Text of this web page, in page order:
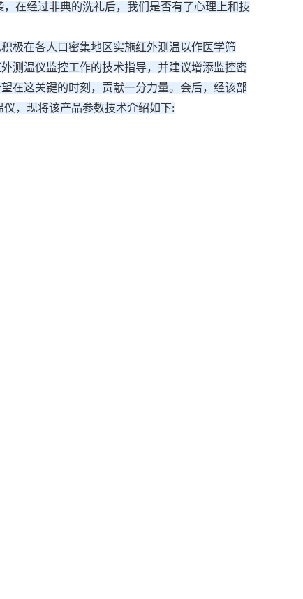
在经过非典的洗礼后，我们是否有了心理上和技
极在各人口密集地区实施红外测温以作医学筛
测温仪监控工作的技术指导，并建议增添监控密
在这关键的时刻，贡献一分力量。会后，经该部
，现将该产品参数技术介绍如下: